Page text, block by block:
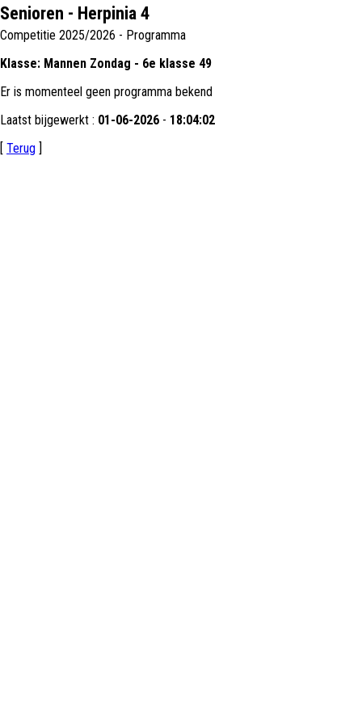
Senioren - Herpinia 4
Competitie 2025/2026 - Programma
Klasse: Mannen Zondag - 6e klasse 49
Er is momenteel geen programma bekend
Laatst bijgewerkt : 01-06-2026 - 18:04:02
[ Terug ]